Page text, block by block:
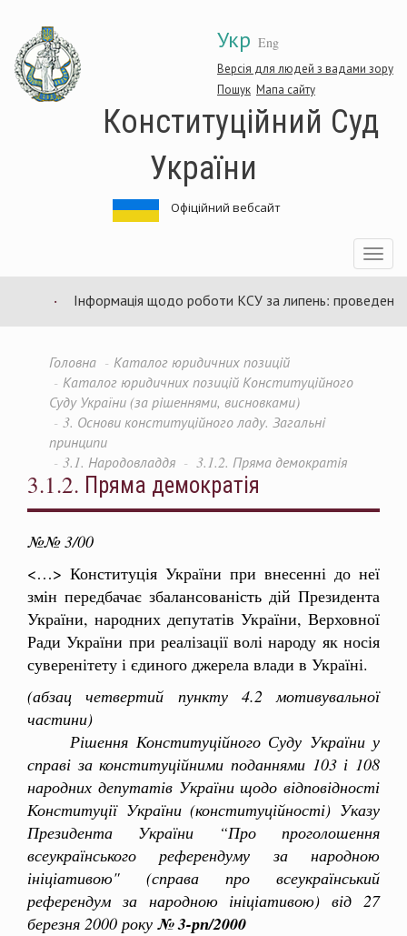
основного
матеріалу
Укр Eng
Версія для людей з вадами зору
Пошук Мапа сайту
Конституційний Суд
України
Офіційний вебсайт
Toggle
Інформація щодо роботи КСУ за липень: проведено
Головна
Каталог юридичних позицій
Каталог юридичних позицій Конституційного
Суду України (за рішеннями, висновками)
3. Основи конституційного ладу. Загальні
принципи
3.1. Народовладдя
3.1.2. Пряма демократія
3.1.2. Пряма демократія
№№ 3/00
<…> Конституція України при внесенні до неї
змін передбачає збалансованість дій Президента
України, народних депутатів України, Верховної
Ради України при реалізації волі народу як носія
суверенітету і єдиного джерела влади в Україні.
(абзац четвертий пункту 4.2 мотивувальної
частини)
Рішення Конституційного Суду України у
справі за конституційними поданнями 103 і 108
народних депутатів України щодо відповідності
Конституції України (конституційності) Указу
Президента України “Про проголошення
всеукраїнського референдуму за народною
ініціативою" (справа про всеукраїнський
референдум за народною ініціативою) від 27
березня 2000 року № 3-рп/2000